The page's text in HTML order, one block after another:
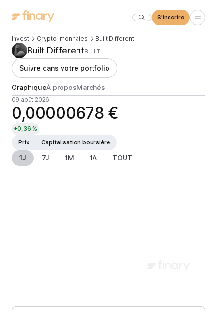
S'inscrire
Invest Crypto-monnaies Built Different
Built DifferentBUILT
Suivre dans votre portfolio
GraphiqueÀ proposMarchés
09 août 2026
0,00000678 €
+0,36 %
Prix
Capitalisation boursière
1J 7J 1M 1A TOUT